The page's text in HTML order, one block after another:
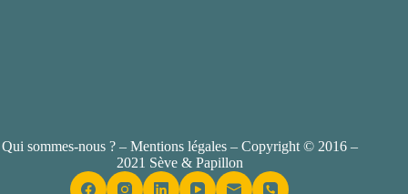
Qui sommes-nous ?– Mentions légales– Copyright © 2016 –
2021 Sève & Papillon